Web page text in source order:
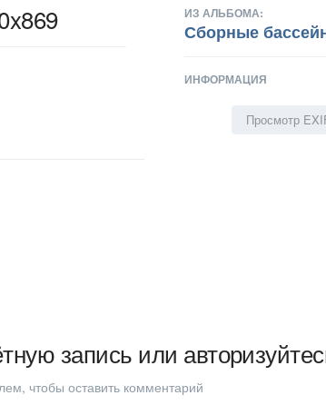
ИЗ АЛЬБОМА:
Сборные
ИНФОРМАЦИЯ
Просмотр
запись или
чтобы оставить комментарий